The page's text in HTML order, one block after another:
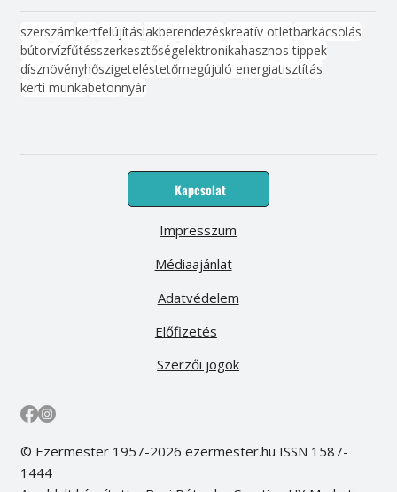
szerszámkertfelújításlakberendezéskreatív ötletbarkácsolás
bútorvízfűtésszerkesztőségelektronikahasznos tippek
dísznövényhőszigeteléstetőmegújuló energiatisztítás
kerti munkabetonnyár
Kapcsolat
Médiaajánlat
Előfizetés
Impresszum
Adatvédelem
Szerzői jogok
© Ezermester 1957-2026 ezermester.hu ISSN 1587-
1444